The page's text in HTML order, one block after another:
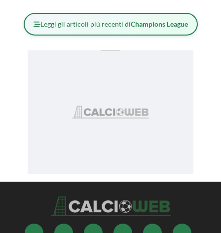
Leggi gli articoli più recenti diChampions League